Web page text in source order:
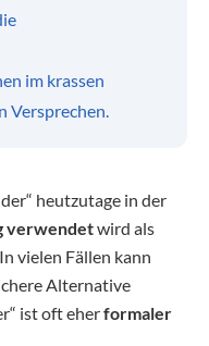
im krassen
Versprechen.
heutzutage in der
verwendetwird als
vielen Fällen kann
Alternative
ist oft eherformaler